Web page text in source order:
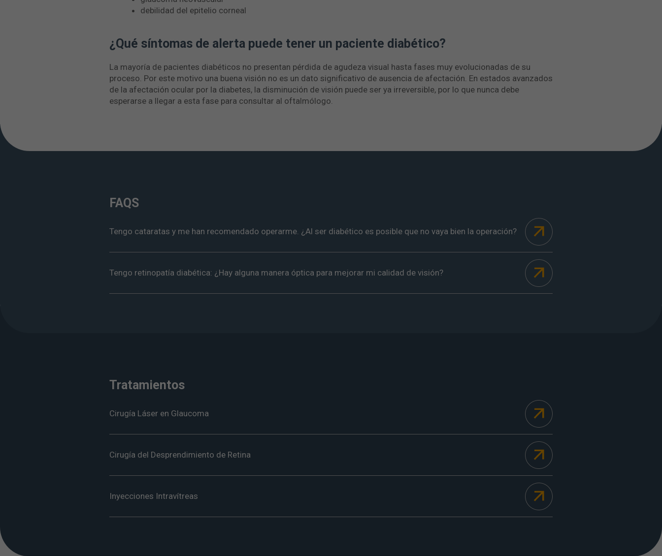
debilidad del epitelio corneal
¿Qué síntomas de alerta puede tener un paciente diabético?
La mayoría de pacientes diabéticos no presentan pérdida de agudeza visual hasta fases muy evolucionadas de su
proceso. Por este motivo una buena visión no es un dato significativo de ausencia de afectación. En estados avanzados
de la afectación ocular por la diabetes, la disminución de visión puede ser ya irreversible, por lo que nunca debe
esperarse a llegar a esta fase para consultar al oftalmólogo.
FAQS
Tengo cataratas y me han recomendado operarme. ¿Al ser diabético es posible que no vaya bien la operación?
Tengo retinopatía diabética: ¿Hay alguna manera óptica para mejorar mi calidad de visión?
Tratamientos
Cirugía Láser en Glaucoma
Cirugía del Desprendimiento de Retina
Inyecciones Intravítreas